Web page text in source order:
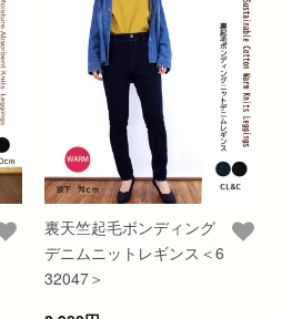
裏天竺起毛ボンディング
デニムニットレギンス＜6
32047＞